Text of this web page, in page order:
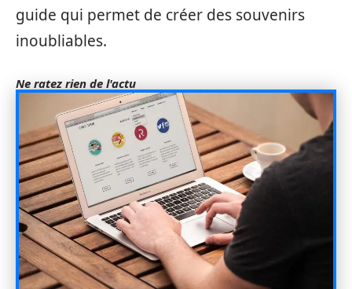
guide qui permet de créer des souvenirs
inoubliables.
Ne ratez rien de l'actu